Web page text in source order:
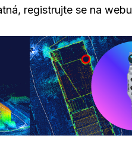
registrujte se na